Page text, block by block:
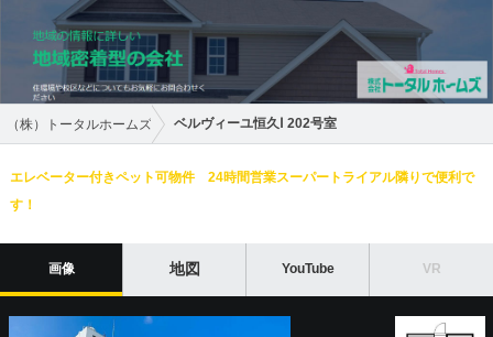
（株）トータルホームズ ベルヴィーユ恒久Ⅰ 202号室
エレベーター付きペット可物件 24時間営業スーパートライアル隣りで便利で
す！
画像 地図 YouTube VR